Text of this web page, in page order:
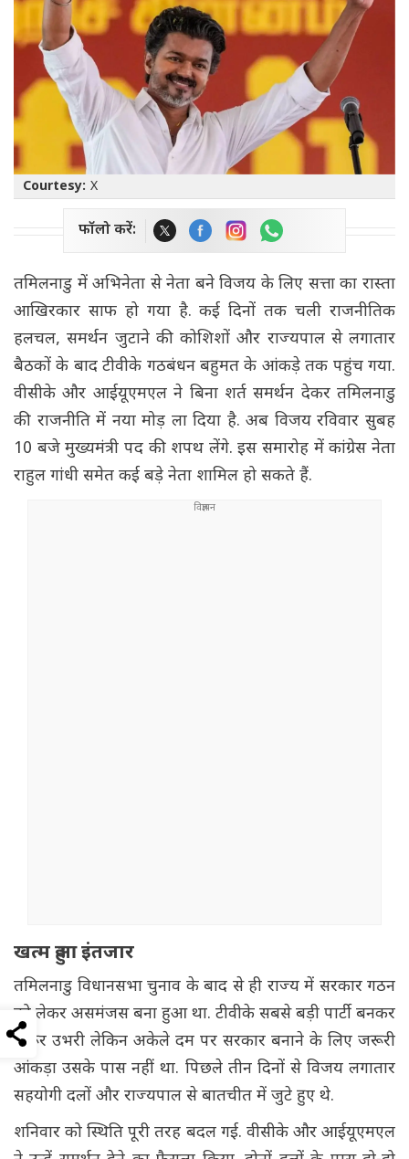
Courtesy: X
फॉलो करें:
तमिलनाडु में अभिनेता से नेता बने विजय के लिए सत्ता का रास्ता
आखिरकार साफ हो गया है. कई दिनों तक चली राजनीतिक
हलचल, समर्थन जुटाने की कोशिशों और राज्यपाल से लगातार
बैठकों के बाद टीवीके गठबंधन बहुमत के आंकड़े तक पहुंच गया.
वीसीके और आईयूएमएल ने बिना शर्त समर्थन देकर तमिलनाडु
की राजनीति में नया मोड़ ला दिया है. अब विजय रविवार सुबह
10 बजे मुख्यमंत्री पद की शपथ लेंगे. इस समारोह में कांग्रेस नेता
राहुल गांधी समेत कई बड़े नेता शामिल हो सकते हैं.
खत्म हुआ इंतजार
तमिलनाडु विधानसभा चुनाव के बाद से ही राज्य में सरकार गठन
को लेकर असमंजस बना हुआ था. टीवीके सबसे बड़ी पार्टी बनकर
जरूर उभरी लेकिन अकेले दम पर सरकार बनाने के लिए जरूरी
आंकड़ा उसके पास नहीं था. पिछले तीन दिनों से विजय लगातार
सहयोगी दलों और राज्यपाल से बातचीत में जुटे हुए थे.
शनिवार को स्थिति पूरी तरह बदल गई. वीसीके और आईयूएमएल